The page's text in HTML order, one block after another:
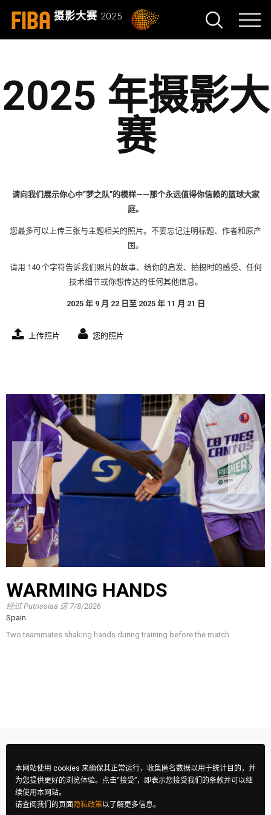
FIBA 摄影大赛2025
2025 年摄影大
赛
请向我们展示你心中”梦之队”的模样——那个永远值得你信赖的篮球大家
庭。
您最多可以上传三张与主题相关的照片。不要忘记注明标题、作者和原产
国。
请用 140 个字符告诉我们照片的故事、给你的启发、拍摄时的感受、任何
技术细节或你想传达的任何其他信息。
2025 年 9 月 22 日至 2025 年 11 月 21 日
上传照片 您的照片
WARMING HANDS
经过Putrissiaa 这7/8/2026
Spain
Two teammates shaking hands during training before the match
本网站使用 cookies 来确保其正常运行，收集匿名数据以用于统计目的，并
为您提供更好的浏览体验。点击“接受”，即表示您接受我们的条款并可以继
续使用本网站。
请查阅我们的页面 隐私政策以了解更多信息。